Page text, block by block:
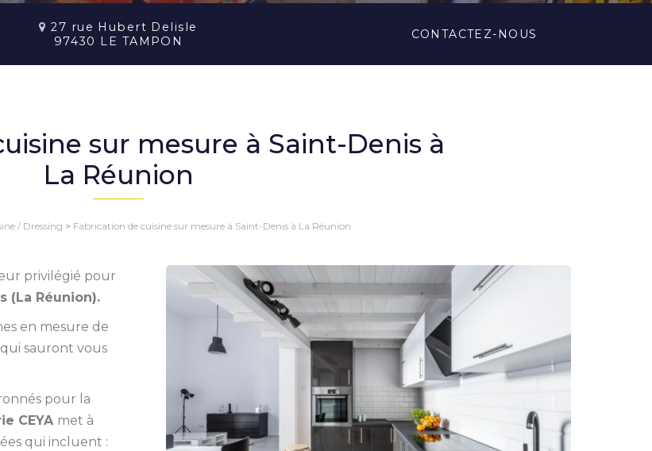
27 rue Hubert Delisle
97430 LE TAMPON
CONTACTEZ- NOUS
sur mesure à Saint-Denis à
La Réunion
/ Dressing > Fabrication de cuisine sur mesure à Saint-Denis à La Réunion
privilégié pour
(La Réunion).
en mesure de
sauront vous
pour la
CEYA met à
qui incluent :